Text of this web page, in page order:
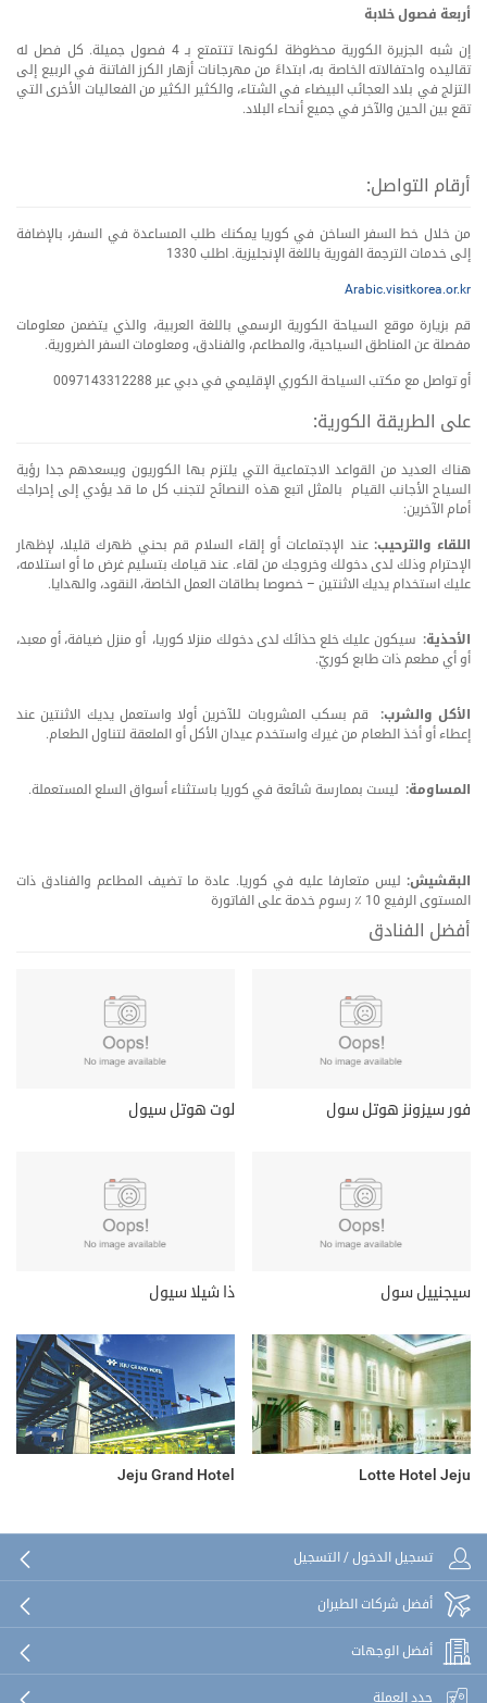
أربعة فصول خلابة
إن شبه الجزيرة الكورية محظوظة لكونها تتتمتع بـ 4 فصول جميلة. كل فصل له
تقاليده واحتفالاته الخاصة به، ابتداءً من مهرجانات أزهار الكرز الفاتنة في الربيع إلى
التزلج في بلاد العجائب البيضاء في الشتاء، والكثير الكثير من الفعاليات الأخرى التي
تقع بين الحين والآخر في جميع أنحاء البلاد.
أرقام التواصل:
من خلال خط السفر الساخن في كوریا یمكنك طلب المساعدة في السفر، بالإضافة
إلى خدمات الترجمة الفوریة باللغة الإنجلیزیة. اطلب 1330
Arabic.visitkorea.or.kr
قم بزیارة موقع السیاحة الكورية الرسمي باللغة العربیة، والذي یتضمن معلومات
مفصلة عن المناطق السياحية، والمطاعم، والفنادق، ومعلومات السفر الضروریة.
أو تواصل مع مكتب السياحة الكوري الإقليمي في دبي عبر 0097143312288
على الطريقة الكورية:
هناك العديد من القواعد الاجتماعية التي يلتزم بها الكوريون ويسعدهم جدا رؤية
السياح الأجانب القيام بالمثل اتبع هذه النصائح لتجنب كل ما قد يؤدي إلى إحراجك
أمام الآخرين:
اللقاء والترحيب: عند الإجتماعات أو إلقاء السلام قم بحني ظهرك قليلا، لإظهار
الإحترام وذلك لدى دخولك وخروجك من لقاء. عند قيامك بتسليم غرض ما أو استلامه،
عليك استخدام يديك الاثنتين – خصوصا بطاقات العمل الخاصة، النقود، والهدايا.
الأحذية: سيكون عليك خلع حذائك لدى دخولك منزلا كوريا، أو منزل ضيافة، أو معبد،
أو أي مطعم ذات طابع كوريّ.
الأكل والشرب: قم بسكب المشروبات للآخرين أولا واستعمل یدیك الاثنتین عند
إعطاء أو أخذ الطعام من غیرك واستخدم عیدان الأكل أو الملعقة لتناول الطعام.
المساومة: ليست بممارسة شائعة في كوريا باستثناء أسواق السلع المستعملة.
البقشيش: ليس متعارفا عليه في كوريا. عادة ما تضيف المطاعم والفنادق ذات
المستوى الرفيع 10 ٪ رسوم خدمة على الفاتورة
أفضل الفنادق
فور سيزونز هوتل سول لوت هوتل سيول
سيجنييل سول ذا شيلا سيول
Lotte Hotel Jeju
Jeju Grand Hotel
تسجيل الدخول / التسجيل
أفضل شركات الطيران
أفضل الوجهات
حدد العملة